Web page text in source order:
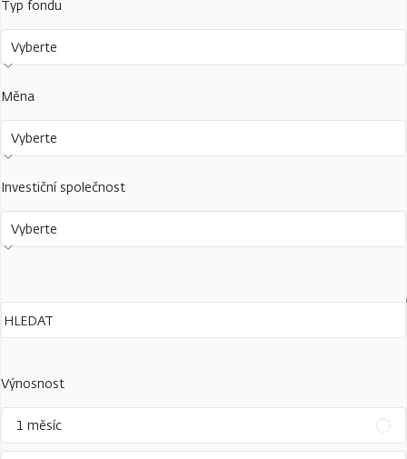
Typ fondu
Vyberte
Měna
Vyberte
Investiční společnost
Vyberte
Výnosnost
1 měsíc